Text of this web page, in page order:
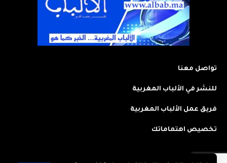
تواصل معنا
للنشر في الألباب المغربية
فريق عمل الألباب المغربية
تخصيص اهتماماتك